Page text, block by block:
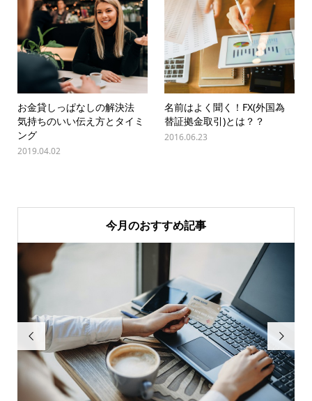
お金貸しっぱなしの解決法
気持ちのいい伝え方とタイミ
ング
2019.04.02
名前はよく聞く！FX(外国為
替証拠金取引)とは？？
2016.06.23
今月のおすすめ記事
 